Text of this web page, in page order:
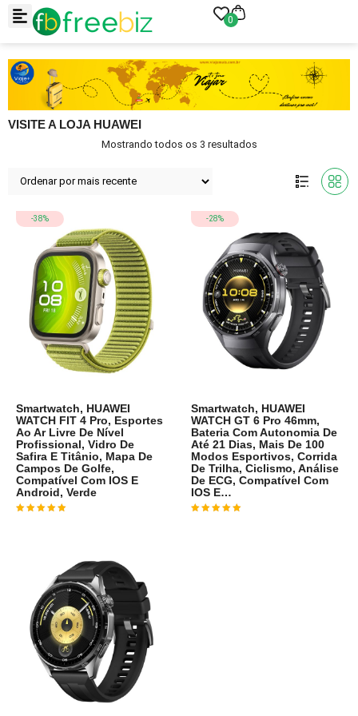
0
VISITE A LOJA HUAWEI
Mostrando todos os 3 resultados
-38%
Smartwatch, HUAWEI
WATCH FIT 4 Pro, Esportes
Ao Ar Livre De Nível
Profissional, Vidro De
Safira E Titânio, Mapa De
Campos De Golfe,
Compatível Com IOS E
Android, Verde
-28%
Smartwatch, HUAWEI
WATCH GT 6 Pro 46mm,
Bateria Com Autonomia De
Até 21 Dias, Mais De 100
Modos Esportivos, Corrida
De Trilha, Ciclismo, Análise
De ECG, Compatível Com
IOS E…